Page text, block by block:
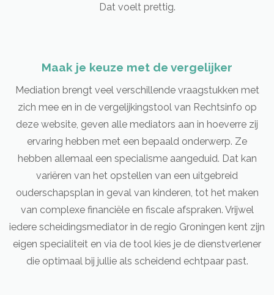
Dat voelt prettig.
Maak je keuze met de vergelijker
Mediation brengt veel verschillende vraagstukken met
zich mee en in de vergelijkingstool van Rechtsinfo op
deze website, geven alle mediators aan in hoeverre zij
ervaring hebben met een bepaald onderwerp. Ze
hebben allemaal een specialisme aangeduid. Dat kan
variëren van het opstellen van een uitgebreid
ouderschapsplan in geval van kinderen, tot het maken
van complexe financiële en fiscale afspraken. Vrijwel
iedere scheidingsmediator in de regio Groningen kent zijn
eigen specialiteit en via de tool kies je de dienstverlener
die optimaal bij jullie als scheidend echtpaar past.